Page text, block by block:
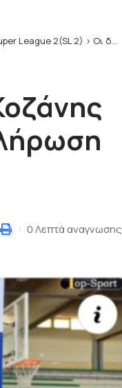
League 2(SL 2) > Οι δηλώσεις του αρχηγού της Κοζάνης Ξενοφών Πάνου μετά την ολοκλήρωση την σεζόν
0 Λεπτά αναγνωσης